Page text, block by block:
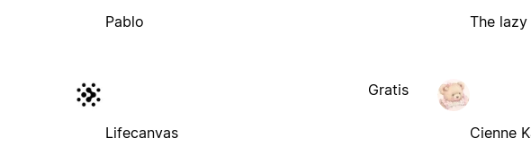
Pablo The
Lifecanvas
Gratis
Cienne